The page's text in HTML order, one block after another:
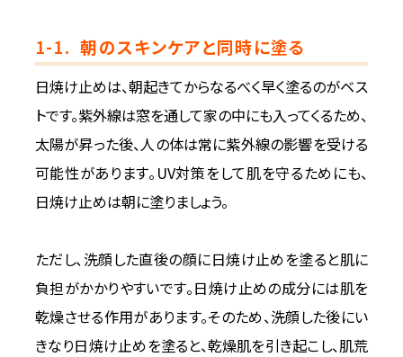
1-1. 朝のスキンケアと同時に塗る
日焼け止めは、朝起きてからなるべく早く塗るのがベス
トです。紫外線は窓を通して家の中にも入ってくるため、
太陽が昇った後、人の体は常に紫外線の影響を受ける
可能性があります。UV対策をして肌を守るためにも、
日焼け止めは朝に塗りましょう。
ただし、洗顔した直後の顔に日焼け止めを塗ると肌に
負担がかかりやすいです。日焼け止めの成分には肌を
乾燥させる作用があります。そのため、洗顔した後にい
きなり日焼け止めを塗ると、乾燥肌を引き起こし、肌荒